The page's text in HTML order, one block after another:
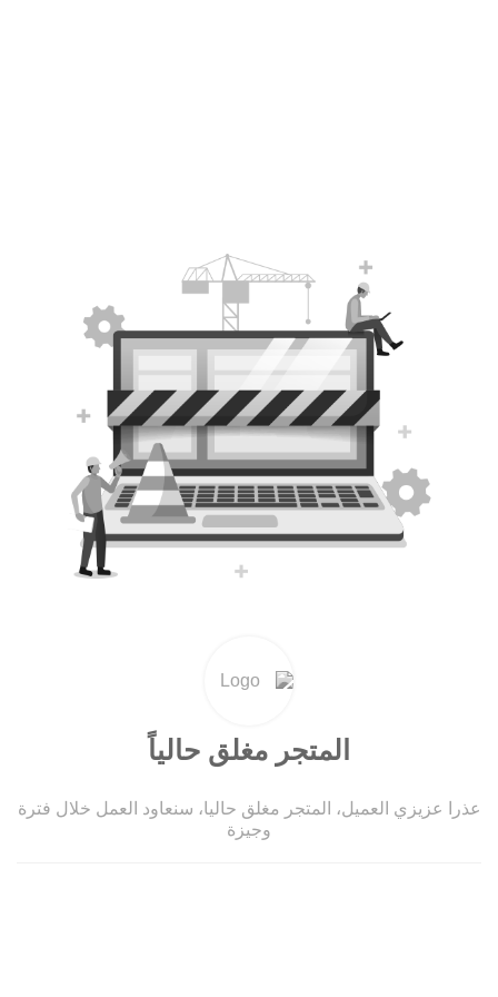
المتجر مغلق حالياً
عذرا عزيزي العميل، المتجر مغلق حاليا، سنعاود العمل خلال فترة
وجيزة